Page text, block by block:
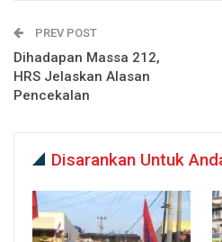
PREV POST
Dihadapan Massa 212,
HRS Jelaskan Alasan
Pencekalan
Disarankan Untuk